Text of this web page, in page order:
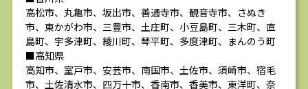
高松市、丸亀市、坂出市、善通寺市、観音寺市、さぬき
市、東かがわ市、三豊市、土庄町、小豆島町、三木町、直
島町、宇多津町、綾川町、琴平町、多度津町、まんのう町
■高知県
高知市、室戸市、安芸市、南国市、土佐市、須崎市、宿毛
市、土佐清水市、四万十市、香南市、香美市、東洋町、奈